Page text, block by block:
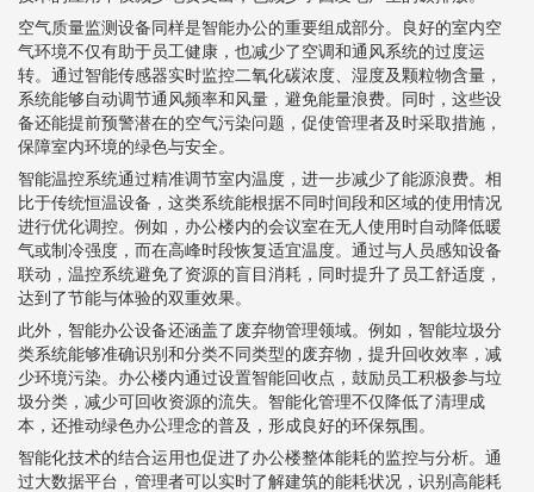
空气质量监测设备同样是智能办公的重要组成部分。良好的室内空
气环境不仅有助于员工健康，也减少了空调和通风系统的过度运
转。通过智能传感器实时监控二氧化碳浓度、湿度及颗粒物含量，
系统能够自动调节通风频率和风量，避免能量浪费。同时，这些设
备还能提前预警潜在的空气污染问题，促使管理者及时采取措施，
保障室内环境的绿色与安全。
智能温控系统通过精准调节室内温度，进一步减少了能源浪费。相
比于传统恒温设备，这类系统能根据不同时间段和区域的使用情况
进行优化调控。例如，办公楼内的会议室在无人使用时自动降低暖
气或制冷强度，而在高峰时段恢复适宜温度。通过与人员感知设备
联动，温控系统避免了资源的盲目消耗，同时提升了员工舒适度，
达到了节能与体验的双重效果。
此外，智能办公设备还涵盖了废弃物管理领域。例如，智能垃圾分
类系统能够准确识别和分类不同类型的废弃物，提升回收效率，减
少环境污染。办公楼内通过设置智能回收点，鼓励员工积极参与垃
圾分类，减少可回收资源的流失。智能化管理不仅降低了清理成
本，还推动绿色办公理念的普及，形成良好的环保氛围。
智能化技术的结合运用也促进了办公楼整体能耗的监控与分析。通
过大数据平台，管理者可以实时了解建筑的能耗状况，识别高能耗